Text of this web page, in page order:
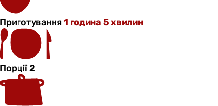
Приготування1 година 5 хвилин
Порції2